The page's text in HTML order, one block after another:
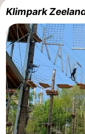
Klimpark